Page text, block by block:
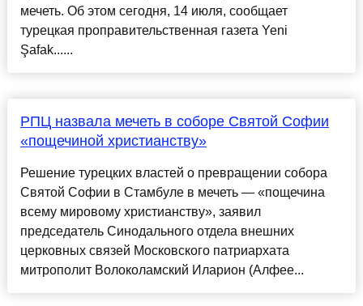
мечеть. Об этом сегодня, 14 июля, сообщает
турецкая проправительственная газета Yeni
Şafak......
РПЦ назвала мечеть в соборе Святой Софии
«пощечиной христианству»
Решение турецких властей о превращении собора
Святой Софии в Стамбуле в мечеть — «пощечина
всему мировому христианству», заявил
председатель Синодального отдела внешних
церковных связей Московского патриархата
митрополит Волоколамский Иларион (Алфее...